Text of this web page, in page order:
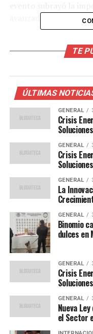
avanzada en la
El Impacto
La capacidad de la IA
de datos en poco
significativos en el
de aprendizaje
en imágenes médicas
desapercibidos para
reveló que la IA
acierto de los
“La
no
pero sin
comentó
Martínez,
TE
ÚLTIMAS
GENERAL
Crisis
GENERAL
Crisis
Soluciones
GENERAL
La
GENERAL
Binomio
dulces en
GENERAL
Crisis
GENERAL
Nueva
el Sector